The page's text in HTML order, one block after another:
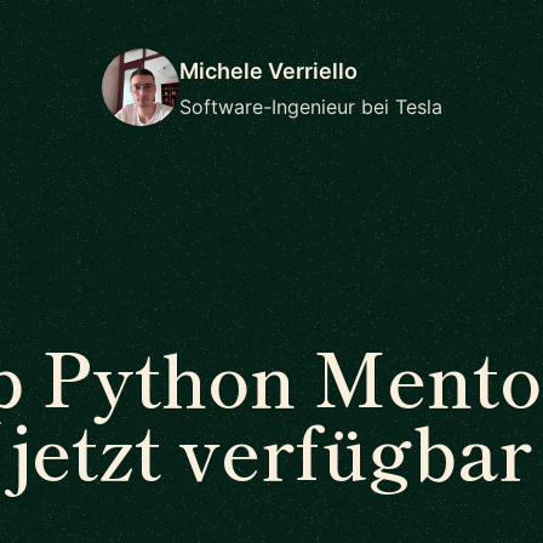
Michele Verriello
Software-Ingenieur bei Tesla
Python
jetzt verfügbar